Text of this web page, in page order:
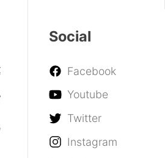
Social
Facebook
Youtube
Twitter
Instagram